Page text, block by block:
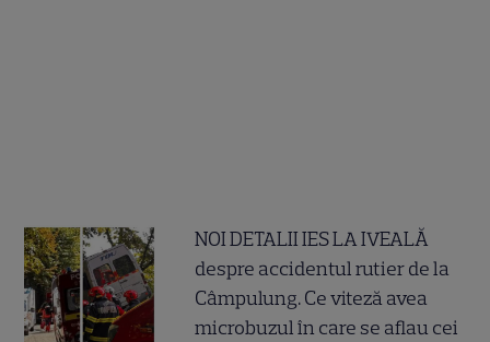
NOI DETALII IES LA IVEALĂ
despre accidentul rutier de la
Câmpulung. Ce viteză avea
microbuzul în care se aflau cei